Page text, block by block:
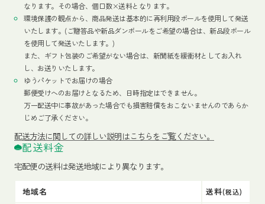
なります。その場合、個口数×送料となります。
環境保護の観点から、商品発送は基本的に再利用段ボールを使用して発送
いたします。(ご贈答品や新品ダンボールをご希望の場合は、新品段ボール
を使用して発送いたします。)
また、ギフト包装のご希望がない場合は、新聞紙を緩衝材としてお入れ
し、お送りいたします。
ゆうパケットでお届けの場合
郵便受けへのお届けとなるため、日時指定はできません。
万一配送中に事故があった場合でも損害賠償をおこないませんのであらか
じめご了承ください。
配送方法に関しての詳しい説明はこちらをご覧ください。
配送料金
宅配便の送料は発送地域により異なります。
地域名 送料(税込)